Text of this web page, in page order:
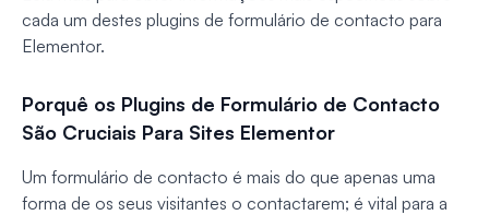
cada um destes plugins de formulário de contacto para
Elementor.
Porquê os Plugins de Formulário de Contacto
São Cruciais Para Sites Elementor
Um formulário de contacto é mais do que apenas uma
forma de os seus visitantes o contactarem; é vital para a